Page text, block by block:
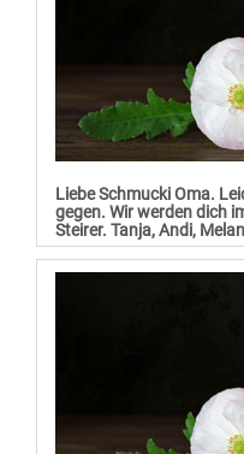
Liebe Schmucki Oma.
gegen. Wir werden dich
Steirer. Tanja, Andi,